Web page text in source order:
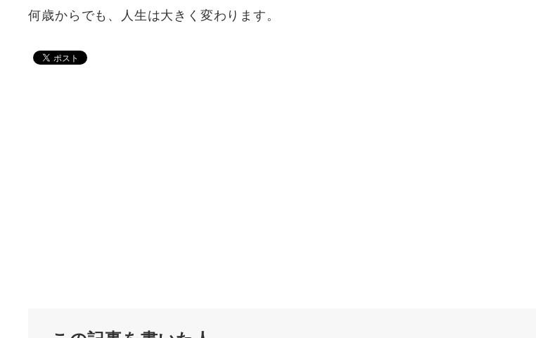
何歳からでも、人生は大きく変わります。